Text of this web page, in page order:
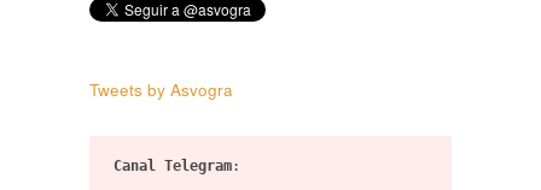
Tweets by Asvogra
Canal Telegram: